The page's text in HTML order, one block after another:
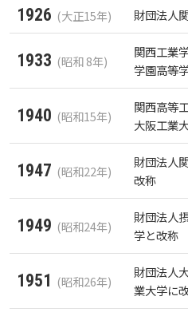
アドミッション・ポリ
生）
カリキュラム・ポリシー
カリキュラム・ポリシ
カリキュラム・ポリシ
カリキュラム・ポリシ
生）
カリキュラム・ポリシ
カリキュラム・ポリシ
ディプロマ・ポリシー
ディプロマ・ポリシー
ディプロマ・ポリシー
ディプロマ・ポリシー
ディプロマ・ポリシー
大学院ディプロマ・ポ
沿革
学園からのメッセージ
学長メッセージ
学生生活支援について
就職支援について
動物実験に関する情報に
財務・事業計画等につい
教職課程について
大学機関別認証評価
施設を動画で紹介
キャンパスの歴史を振り
心理臨床センター
学生寮・学生研修棟
宿泊施設
東広島キャンパス
基盤教育センター
メディア掲載情報
SNS公式アカウント
SDGsについて
交通アクセス
学園・姉妹校のご案内
お問い合わせ
看護学部
医療経営学専攻
心理学専攻
看護学専攻
薬学研究科
助産学専攻科
エクステンション講座
開講講座
受講申込方法
資格取得奨励金制度
就職データ
キャリア支援係利用案内
研究者要覧
研究者情報（学会賞・研
公的研究費の責任体系に
安全保障貿易管理
研究倫理
連携・協定について
公開講座
公開講座
公開講座 過去の開講コ
高大連携
子ども向け体験講座
子ども向け体験講座
子ども向け体験講座 過
ボランティア活動
科目等履修生制度
広島国際大学Town＆
健幸ステーション
国際交流
国際化ビジョン
海外研修情報
海外研修
学生短期海外研修
海外専門研修
外国人留学生
国際交流イベント
アジア介護・福祉教育研
ア
JP（日本語） EN（
1926 (大正15年) 財団法人
1933 (昭和 8年)
関西工業
学園高等
1940 (昭和15年)
関西高等
大阪工業
1947 (昭和22年)
財団法人
改称
1949 (昭和24年)
財団法人
学と改称
1951 (昭和26年)
財団法人
業大学に
カリキュラム・ポリシー
療・総合リハ・医療福
カリキュラム・ポリシ
薬・医療栄養）
カリキュラム・ポリシー
カリキュラム・ポリシー
ディプロマ・ポリシー（
ディプロマ・ポリシー（
大学院ディプロマ・ポリ
大学院ディプロマ・ポ
学生）
大学院ディプロマ・ポリ
生）
学長メッセージ
大学章と大学旗
UI（ユニバーシティ・ア
大学歌
学園・姉妹校のご案内
臨床教授制度について
教職課程について
自己点検・評価
大学機関別認証評価
薬学部薬学科の自己点検
理学療法士・作業療法
の自己評価書
大学院実践臨床心理学
文部科学省への設置認可
告書
高等教育の修学支援新制度
受講生授業アンケート結果
卒業生・進路先 調査結果
宿泊施設
東広島キャンパス
呉キャンパス
基盤教育センター
基盤教育センターでの教
講座のご案内
入学予定者へのお知らせ
合格者の方へのメッセー
専門職連携教育センター
広国IPEとは
広国IPEの授業について
情報メディアラーニング
情報端末の必携化につい
図書館
情報センター